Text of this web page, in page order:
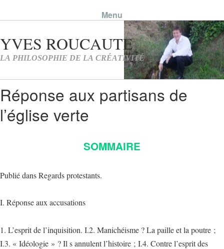
Menu
Skip to content
Réponse aux partisans de
l’église verte
SOMMAIRE
Publié dans Regards protestants.
I. Réponse aux accusations
1. L’esprit de l’inquisition. I.2. Manichéisme ? La paille et la poutre ;
I.3. « Idéologie » ? Il s annulent l’histoire ; I.4. Contre l’esprit des